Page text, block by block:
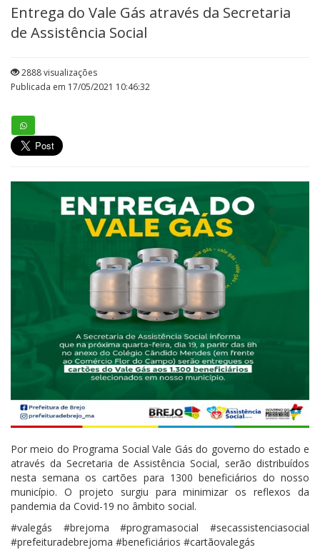
Entrega do Vale Gás através da Secretaria
de Assistência Social
2888 visualizações
Publicada em 17/05/2021 10:46:32
Por meio do Programa Social Vale Gás do governo do estado e
através da Secretaria de Assistência Social, serão distribuídos
nesta semana os cartões para 1300 beneficiários do nosso
município. O projeto surgiu para minimizar os reflexos da
pandemia da Covid-19 no âmbito social.
#valegás #brejoma #programasocial #secassistenciasocial
#prefeituradebrejoma #beneficiários #cartãovalegás